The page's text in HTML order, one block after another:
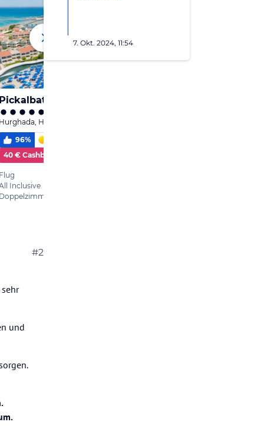
#2
und
7. Okt. 2024, 11:54